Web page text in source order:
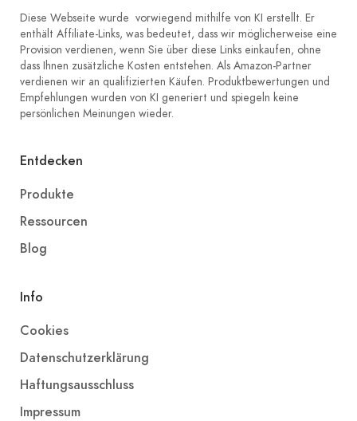
Diese Webseite wurde vorwiegend mithilfe von KI erstellt. Er
enthält Affiliate-Links, was bedeutet, dass wir möglicherweise eine
Provision verdienen, wenn Sie über diese Links einkaufen, ohne
dass Ihnen zusätzliche Kosten entstehen. Als Amazon-Partner
verdienen wir an qualifizierten Käufen. Produktbewertungen und
Empfehlungen wurden von KI generiert und spiegeln keine
persönlichen Meinungen wieder.
Entdecken
Produkte
Ressourcen
Blog
Info
Cookies
Datenschutzerklärung
Haftungsausschluss
Impressum